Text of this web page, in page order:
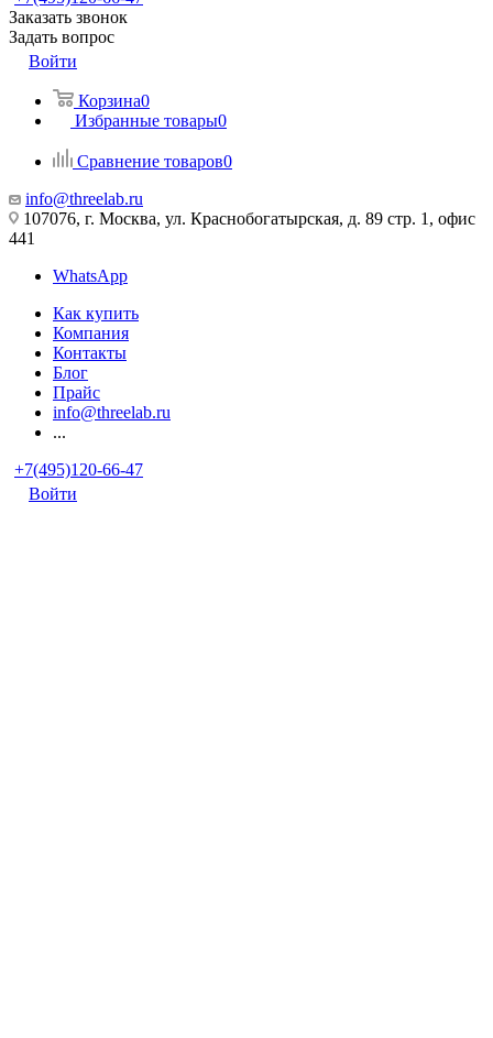
Заказать звонок
Задать вопрос
Войти
Корзина0
Избранные товары0
Сравнение товаров0
info@threelab.ru
107076, г. Москва, ул. Краснобогатырская, д. 89 стр. 1, офис
441
WhatsApp
Как купить
Компания
Контакты
Блог
Прайс
info@threelab.ru
...
+7(495)120-66-47
Войти